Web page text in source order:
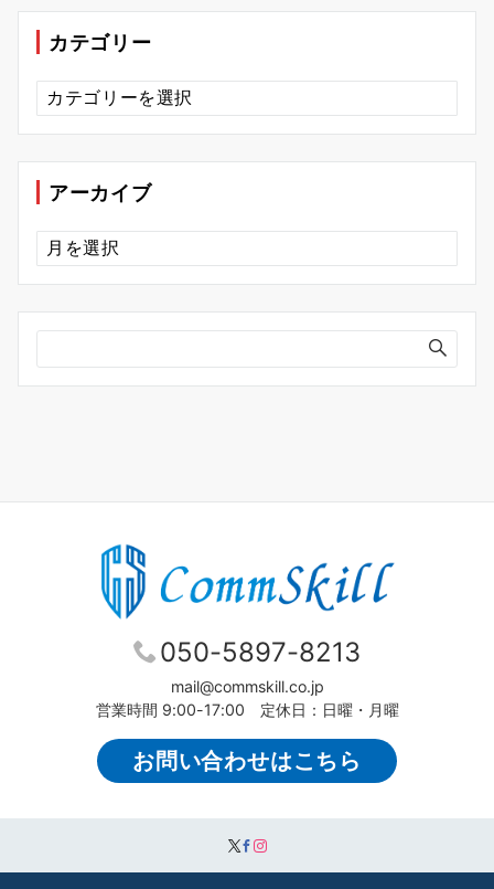
カテゴリー
カ
テ
ゴ
ー
アーカイブ
ア
ー
カ
ブ
050-5897-8213
mail@commskill.co.jp
営業時間 9:00-17:00 定休日：日曜・月曜
お問い合わせはこちら